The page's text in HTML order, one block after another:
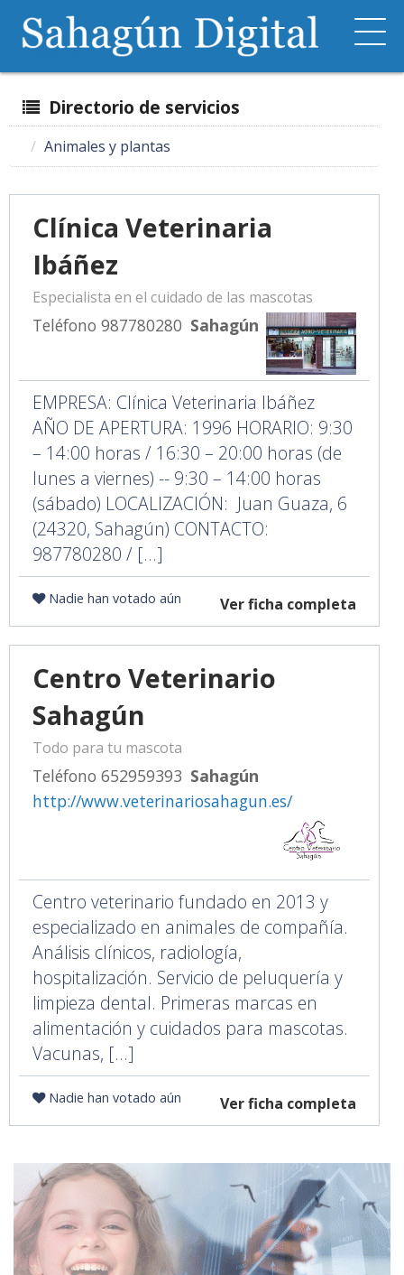
Directorio de servicios
Animales y plantas
Clínica Veterinaria
Ibáñez
Especialista en el cuidado de las mascotas
Teléfono 987780280 Sahagún
EMPRESA: Clínica Veterinaria Ibáñez
AÑO DE APERTURA: 1996 HORARIO: 9:30
– 14:00 horas / 16:30 – 20:00 horas (de
lunes a viernes) -- 9:30 – 14:00 horas
(sábado) LOCALIZACIÓN: Juan Guaza, 6
(24320, Sahagún) CONTACTO:
987780280 / [...]
Nadie han votado aún Ver ficha completa
Centro Veterinario
Sahagún
Todo para tu mascota
Teléfono 652959393 Sahagún
http://www.veterinariosahagun.es/
Centro veterinario fundado en 2013 y
especializado en animales de compañía.
Análisis clínicos, radiología,
hospitalización. Servicio de peluquería y
limpieza dental. Primeras marcas en
alimentación y cuidados para mascotas.
Vacunas, [...]
Nadie han votado aún Ver ficha completa